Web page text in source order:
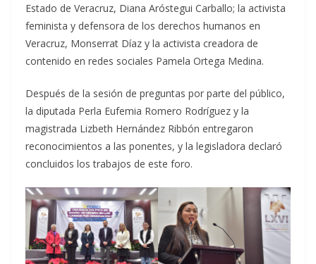
Estado de Veracruz, Diana Aróstegui Carballo; la activista
feminista y defensora de los derechos humanos en
Veracruz, Monserrat Díaz y la activista creadora de
contenido en redes sociales Pamela Ortega Medina.
Después de la sesión de preguntas por parte del público,
la diputada Perla Eufemia Romero Rodríguez y la
magistrada Lizbeth Hernández Ribbón entregaron
reconocimientos a las ponentes, y la legisladora declaró
concluidos los trabajos de este foro.